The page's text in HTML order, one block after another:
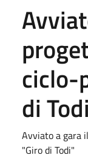
ciclo-
di
Avviato a gara
"Giro di Todi"